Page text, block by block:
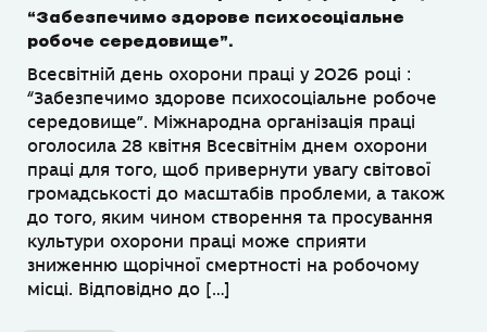
“Забезпечимо здорове психосоціальне
робоче середовище”.
Всесвітній день охорони праці у 2026 році :
“Забезпечимо здорове психосоціальне робоче
середовище”. Міжнародна організація праці
оголосила 28 квітня Всесвітнім днем охорони
праці для того, щоб привернути увагу світової
громадськості до масштабів проблеми, а також
до того, яким чином створення та просування
культури охорони праці може сприяти
зниженню щорічної смертності на робочому
місці. Відповідно до […]